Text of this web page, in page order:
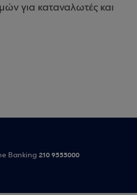
για καταναλωτές και
Banking 210 9555000